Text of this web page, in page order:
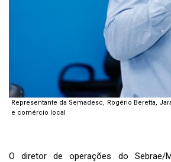
Representante da Semadesc, Rogério Beretta,
e comércio local
O diretor de operações do Sebrae/